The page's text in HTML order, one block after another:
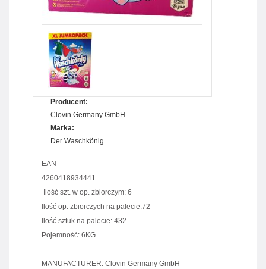
Producent:
Clovin Germany GmbH
Marka:
Der Waschkönig
EAN
4260418934441
Ilość szt. w op. zbiorczym: 6
Ilość op. zbiorczych na palecie:72
Ilość sztuk na palecie: 432
Pojemność: 6KG
MANUFACTURER: Clovin Germany GmbH